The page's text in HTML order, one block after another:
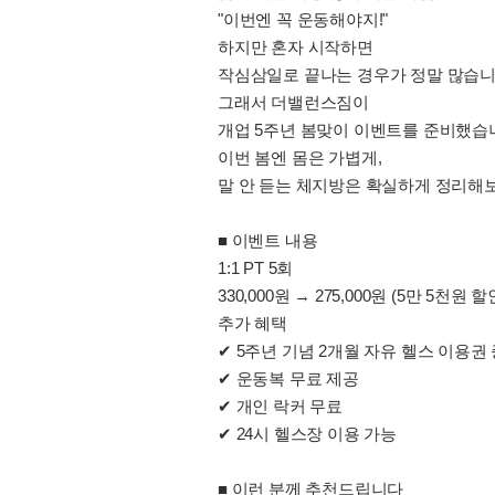
"이번엔 꼭 운동해야지!"
하지만 혼자 시작하면
작심삼일로 끝나는 경우가 정말 많습
그래서 더밸런스짐이
개업 5주년 봄맞이 이벤트를 준비했습
이번 봄엔 몸은 가볍게,
말 안 듣는 체지방은 확실하게 정리해
■ 이벤트 내용
1:1 PT 5회
330,000원 → 275,000원 (5만 5천원 할
추가 혜택
✔ 5주년 기념 2개월 자유 헬스 이용권
✔ 운동복 무료 제공
✔ 개인 락커 무료
✔ 24시 헬스장 이용 가능
■ 이런 분께 추천드립니다